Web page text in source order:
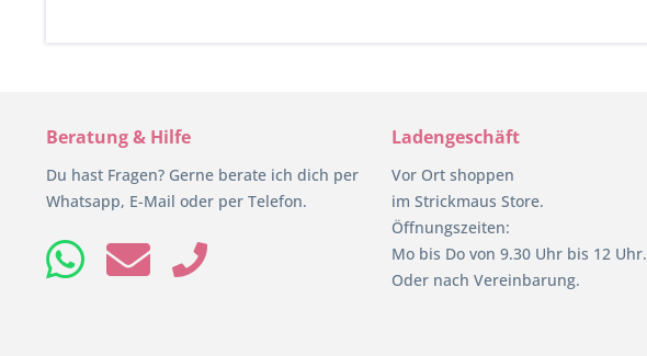
Beratung & Hilfe
Du hast Fragen? Gerne berate ich dich per
Whatsapp, E-Mail oder per Telefon.
Ladengeschäft
Vor Ort shoppen
im Strickmaus Store.
Öffnungszeiten:
Mo bis Do von 9.30 Uhr bis 12 Uhr.
Oder nach Vereinbarung.